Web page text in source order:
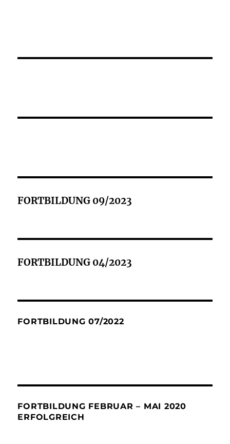
FORTBILDUNG 09/2023
FORTBILDUNG 04/2023
FORTBILDUNG 07/2022
FORTBILDUNG FEBRUAR – MAI 2020
ERFOLGREICH